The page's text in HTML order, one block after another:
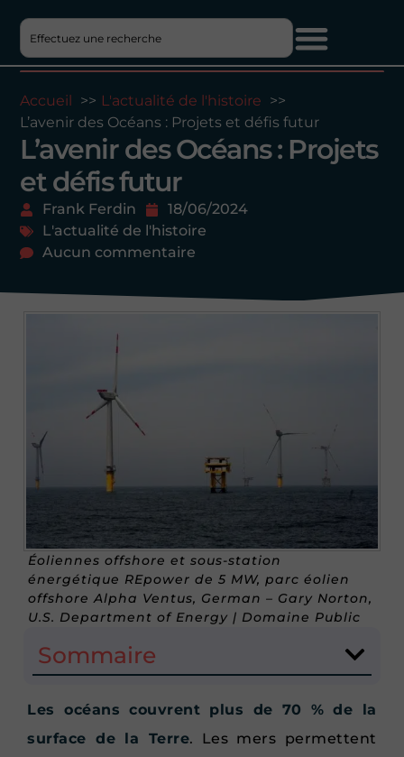
Accueil
L'actualité de l'histoire
L’avenir des Océans : Projets et défis futur
L’avenir des Océans : Projets
et défis futur
Frank Ferdin
18/06/2024
L'actualité de l'histoire
Aucun commentaire
Éoliennes offshore et sous-station
énergétique REpower de 5 MW, parc éolien
offshore Alpha Ventus, German – Gary Norton,
U.S. Department of Energy | Domaine Public
Sommaire
Les océans couvrent plus de 70 % de la
surface de la Terre. Les mers permettent